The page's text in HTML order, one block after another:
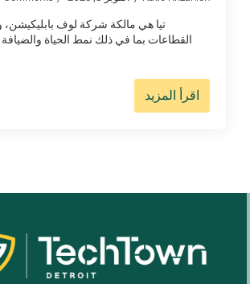
تيا هي مالكة شركة لوف بابليكيشن،
القطاعات بما في ذلك نمط الحياة
اقرأ المزيد